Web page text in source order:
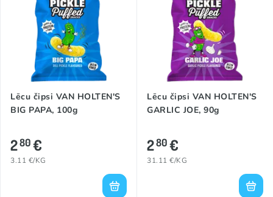
Lēcu čipsi VAN HOLTEN'S
BIG PAPA, 100g
280€
3.11 €/KG
Lēcu čipsi VAN HOLTEN'S
GARLIC JOE, 90g
280€
31.11 €/KG